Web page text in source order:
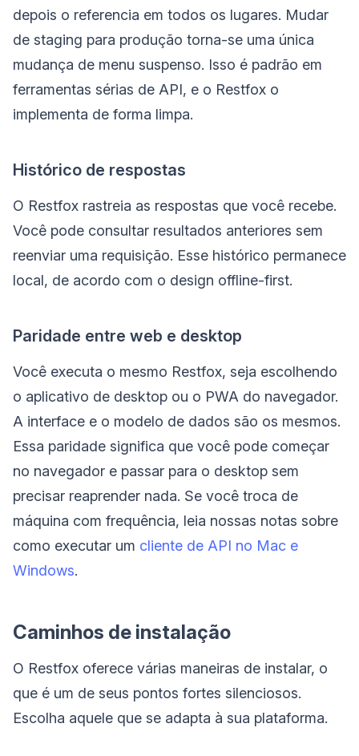
depois o referencia em todos os lugares. Mudar
de staging para produção torna-se uma única
mudança de menu suspenso. Isso é padrão em
ferramentas sérias de API, e o Restfox o
implementa de forma limpa.
Histórico de respostas
O Restfox rastreia as respostas que você recebe.
Você pode consultar resultados anteriores sem
reenviar uma requisição. Esse histórico permanece
local, de acordo com o design offline-first.
Paridade entre web e desktop
Você executa o mesmo Restfox, seja escolhendo
o aplicativo de desktop ou o PWA do navegador.
A interface e o modelo de dados são os mesmos.
Essa paridade significa que você pode começar
no navegador e passar para o desktop sem
precisar reaprender nada. Se você troca de
máquina com frequência, leia nossas notas sobre
como executar um cliente de API no Mac e
Windows.
Caminhos de instalação
O Restfox oferece várias maneiras de instalar, o
que é um de seus pontos fortes silenciosos.
Escolha aquele que se adapta à sua plataforma.